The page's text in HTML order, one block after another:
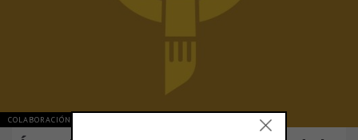
COLABORACIÓN Y OPINIÓN